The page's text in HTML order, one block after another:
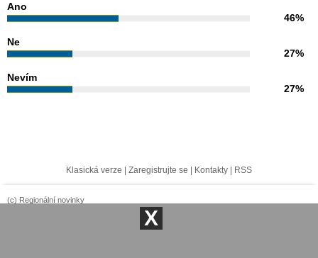
Ano
46%
Ne
27%
Nevím
27%
Klasická verze Zaregistrujte se Kontakty RSS
(c) Regionální novinky
X